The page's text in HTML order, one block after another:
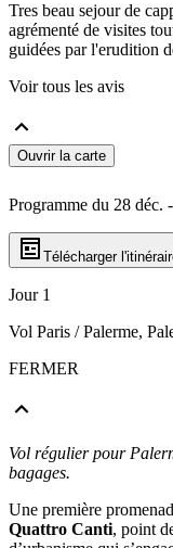
Tres beau sejour de
agrémenté de visites
guidées par l'erudition
Voir tous les avis
Ouvrir la carte
Programme du 28 déc.
Télécharger
Jour 1
Vol Paris / Palerme,
FERMER
Vol régulier pour
bagages.
Une première
Quattro Canti, point